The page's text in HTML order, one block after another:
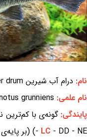
نام: درام آب شیرین Freshwater drum
نام علمی: grunniens
پایندگی:
- LC - DD - NE) (بر پایه‌ی سیاهه‌ی سرخ IUCN)